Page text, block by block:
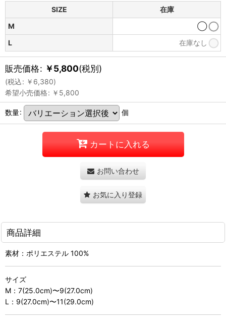
SIZE
在庫
M
◯
L
在庫なし
販売価格: ￥5,800(税別)
(税込: ￥ 6,380)
希望小売価格: ￥ 5,800
数量: 個
カートに入れる
お問い合わせ
お気に入り登録
商品詳細
素材：ポリエステル 100%
サイズ
M：7(25.0cm)〜9(27.0cm)
L：9(27.0cm)〜11(29.0cm)